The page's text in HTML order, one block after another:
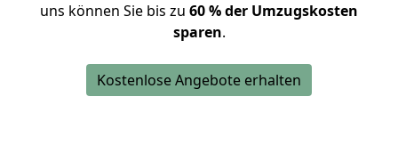
uns können Sie bis zu 60 % der Umzugskosten
sparen.
Kostenlose Angebote erhalten